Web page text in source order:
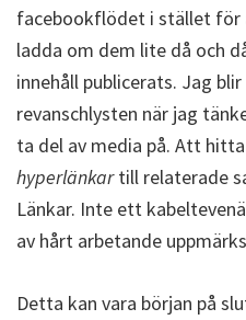
facebookflödet i stället för
ladda om dem lite då och
innehåll publicerats. Jag
revanschlysten när jag
ta del av media på. Att
hyperlänkartill relaterade
Länkar. Inte ett
av hårt arbetande
Detta kan vara början på